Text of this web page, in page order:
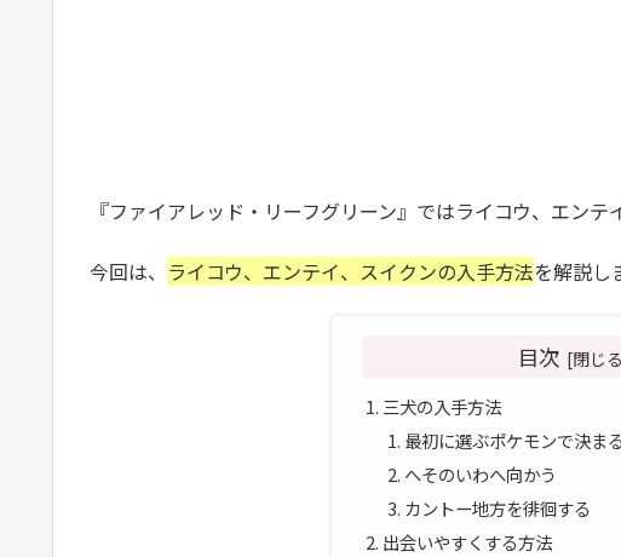
『ファイアレッド・リーフグリーン』ではライコウ、エンテ
今回は、 ライコウ、エンテイ、スイクンの入手方法を解説し
目次
三犬の入手方法
最初に選ぶポケモンで決まる
へそのいわへ向かう
カントー地方を徘徊する
出会いやすくする方法